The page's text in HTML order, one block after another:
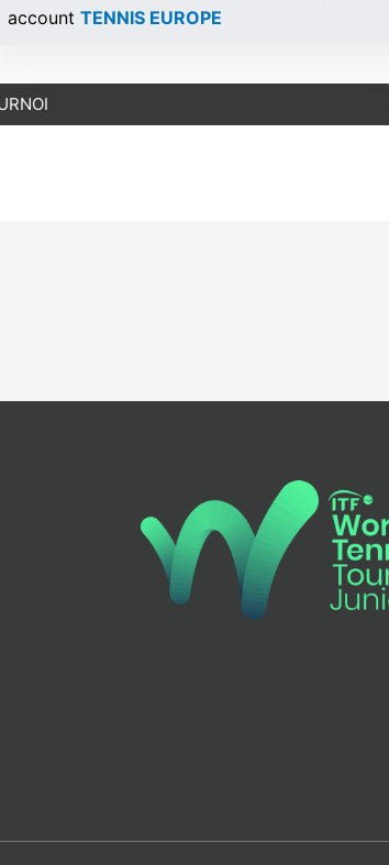
account TENNIS EUROPE